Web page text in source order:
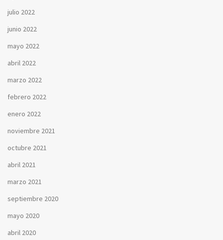
julio 2022
junio 2022
mayo 2022
abril 2022
marzo 2022
febrero 2022
enero 2022
noviembre 2021
octubre 2021
abril 2021
marzo 2021
septiembre 2020
mayo 2020
abril 2020